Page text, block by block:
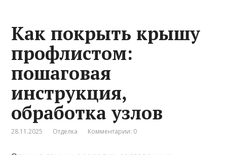
Как покрыть крышу
профлистом:
пошаговая
инструкция,
обработка узлов
28.11.2025 Отделка Комментарии: 0